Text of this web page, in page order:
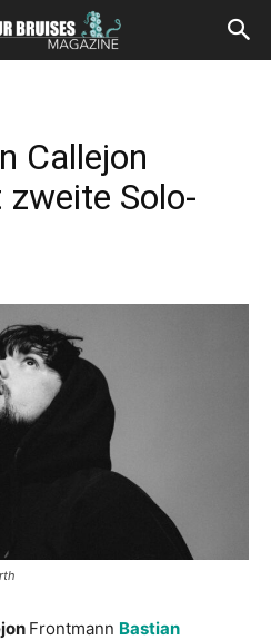
Callejon
Solo-
Frontmann Bastian